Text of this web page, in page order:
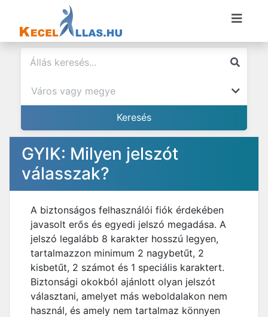
GYIK: Milyen jelszót
válasszak?
A biztonságos felhasználói fiók érdekében
javasolt erős és egyedi jelszó megadása. A
jelszó legalább 8 karakter hosszú legyen,
tartalmazzon minimum 2 nagybetűt, 2
kisbetűt, 2 számot és 1 speciális karaktert.
Biztonsági okokból ajánlott olyan jelszót
választani, amelyet más weboldalakon nem
használ, és amely nem tartalmaz könnyen